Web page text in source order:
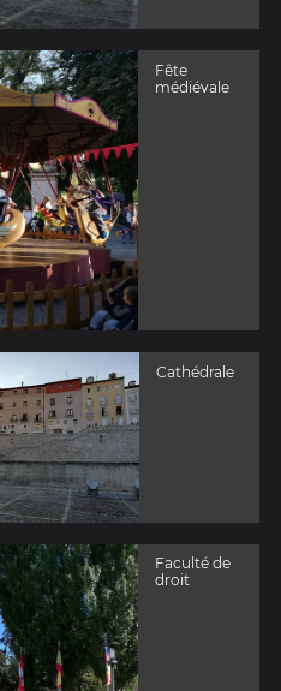
Fête
médiévale
Cathédrale
Faculté de
droit